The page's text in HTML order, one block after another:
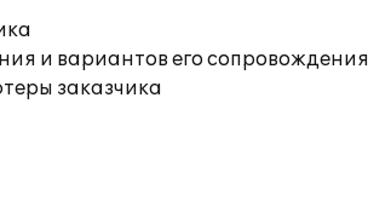
и вариантов его сопровождения
заказчика